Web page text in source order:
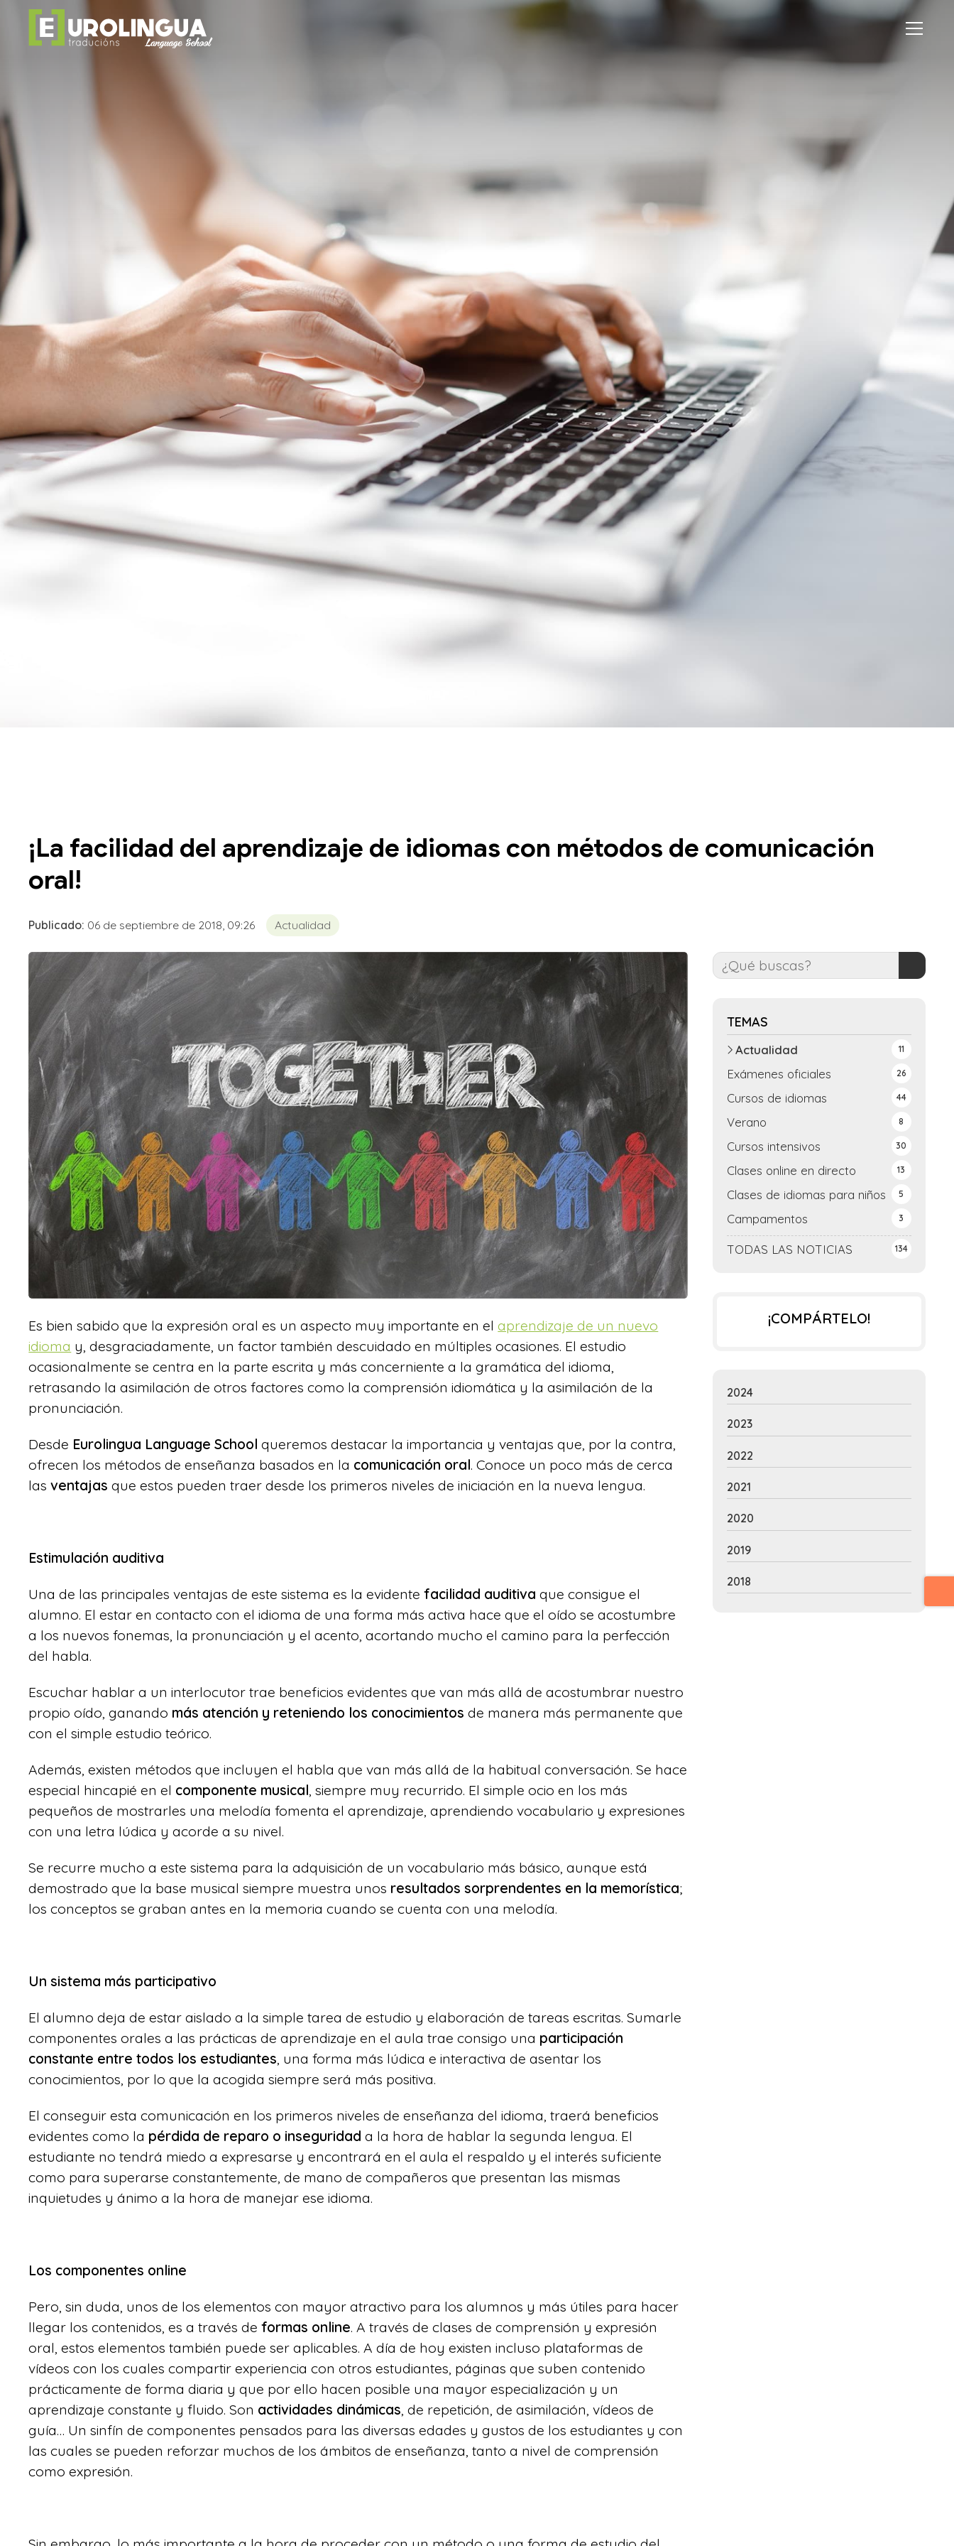
¡La facilidad del aprendizaje de idiomas con métodos de comunicación
oral!
Publicado: 06 de septiembre de 2018, 09:26 Actualidad
TEMAS
TODAS LAS NOTICIAS 134
Actualidad 11
Exámenes oficiales 26
Cursos de idiomas 44
Verano 8
Cursos intensivos 30
Clases online en directo 13
Clases de idiomas para niños 5
Campamentos 3
Es bien sabido que la expresión oral es un aspecto muy importante en el aprendizaje de un nuevo
idioma y, desgraciadamente, un factor también descuidado en múltiples ocasiones. El estudio
ocasionalmente se centra en la parte escrita y más concerniente a la gramática del idioma,
retrasando la asimilación de otros factores como la comprensión idiomática y la asimilación de la
pronunciación.
Desde Eurolingua Language School queremos destacar la importancia y ventajas que, por la contra,
ofrecen los métodos de enseñanza basados en la comunicación oral. Conoce un poco más de cerca
lasventajas que estos pueden traer desde los primeros niveles de iniciación en la nueva lengua.
Estimulación auditiva
Una de las principales ventajas de este sistema es la evidentefacilidad auditiva que consigue el
alumno. El estar en contacto con el idioma de una forma más activa hace que el oído se acostumbre
a los nuevos fonemas, la pronunciación y el acento, acortando mucho el camino para la perfección
del habla.
Escuchar hablar a un interlocutor trae beneficios evidentes que van más allá de acostumbrar nuestro
propio oído, ganando más atención y reteniendo los conocimientos de manera más permanente que
con el simple estudio teórico.
Además, existen métodos que incluyen el habla que van más allá de la habitual conversación. Se hace
especial hincapié en el componente musical, siempre muy recurrido. El simple ocio en los más
pequeños de mostrarles una melodía fomenta el aprendizaje, aprendiendo vocabulario y expresiones
con una letra lúdica y acorde a su nivel.
Se recurre mucho a este sistema para la adquisición de un vocabulario más básico, aunque está
demostrado que la base musical siempre muestra unos resultados sorprendentes en la memorística;
los conceptos se graban antes en la memoria cuando se cuenta con una melodía.
Un sistema más participativo
El alumno deja de estar aislado a la simple tarea de estudio y elaboración de tareas escritas. Sumarle
componentes orales a las prácticas de aprendizaje en el aula trae consigo una participación
constante entre todos los estudiantes, una forma más lúdica e interactiva de asentar los
conocimientos, por lo que la acogida siempre será más positiva.
El conseguir esta comunicación en los primeros niveles de enseñanza del idioma, traerá beneficios
evidentes como la pérdida de reparo o inseguridad a la hora de hablar la segunda lengua. El
estudiante no tendrá miedo a expresarse y encontrará en el aula el respaldo y el interés suficiente
como para superarse constantemente, de mano de compañeros que presentan las mismas
inquietudes y ánimo a la hora de manejar ese idioma.
Los componentes online
Pero, sin duda, unos de los elementos con mayor atractivo para los alumnos y más útiles para hacer
llegar los contenidos, es a través deformas online. A través de clases de comprensión y expresión
oral, estos elementos también puede ser aplicables. A día de hoy existen incluso plataformas de
vídeos con los cuales compartir experiencia con otros estudiantes, páginas que suben contenido
prácticamente de forma diaria y que por ello hacen posible una mayor especialización y un
aprendizaje constante y fluido. Son actividades dinámicas, de repetición, de asimilación, vídeos de
guía… Un sinfín de componentes pensados para las diversas edades y gustos de los estudiantes y con
las cuales se pueden reforzar muchos de los ámbitos de enseñanza, tanto a nivel de comprensión
como expresión.
¡COMPÁRTELO!
2024
2023
2022
2021
2020
2019
2018